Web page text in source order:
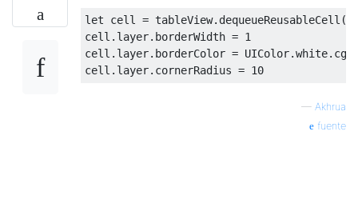
let cell = tableView. dequeueReusableCell (
cell . layer. borderWidth = 1
cell . layer. borderColor = UIColor.white.
cell . layer. cornerRadius = 10
— Akhrua
fuente